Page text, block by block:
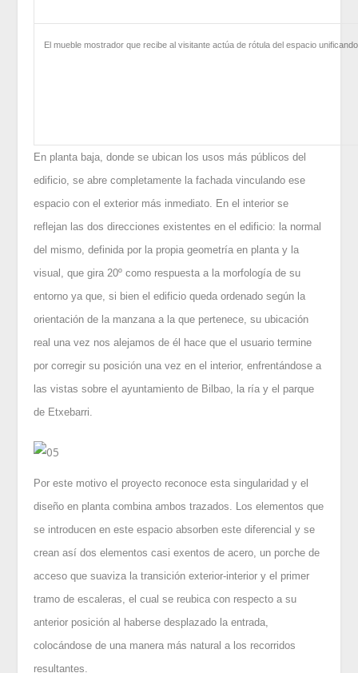
El mueble mostrador que recibe al visitante actúa de rótula del espacio
En planta baja, donde se ubican los usos más públicos del
edificio, se abre completamente la fachada vinculando ese
espacio con el exterior más inmediato. En el interior se
reflejan las dos direcciones existentes en el edificio: la normal
del mismo, definida por la propia geometría en planta y la
visual, que gira 20º como respuesta a la morfología de su
entorno ya que, si bien el edificio queda ordenado según la
orientación de la manzana a la que pertenece, su ubicación
real una vez nos alejamos de él hace que el usuario termine
por corregir su posición una vez en el interior, enfrentándose a
las vistas sobre el ayuntamiento de Bilbao, la ría y el parque
de Etxebarri.
Por este motivo el proyecto reconoce esta singularidad y el
diseño en planta combina ambos trazados. Los elementos que
se introducen en este espacio absorben este diferencial y se
crean así dos elementos casi exentos de acero, un porche de
acceso que suaviza la transición exterior-interior y el primer
tramo de escaleras, el cual se reubica con respecto a su
anterior posición al haberse desplazado la entrada,
colocándose de una manera más natural a los recorridos
resultantes.